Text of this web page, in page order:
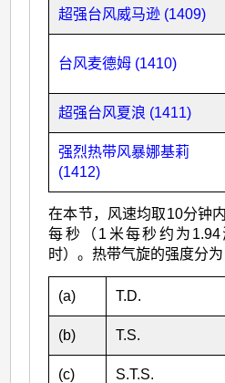
超强台风威马逊 (1409)
台风麦德姆 (1410)
超强台风夏浪 (1411)
强烈热带风暴娜基莉
(1412)
在本节，风速均取10分钟
每秒（1米每秒约为
时）。热带气旋的强度分
(a) T.D.
(b) T.S.
(c) S.T.S.